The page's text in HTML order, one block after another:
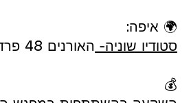
🌍 איפה:
סטודיו שוניה- האורנים 48 פרדס חנה-כרכור
💰